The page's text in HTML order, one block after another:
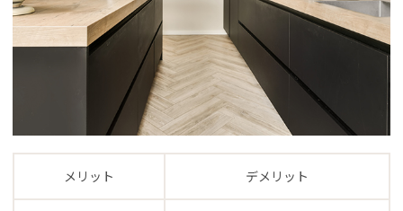
メリット デメリット